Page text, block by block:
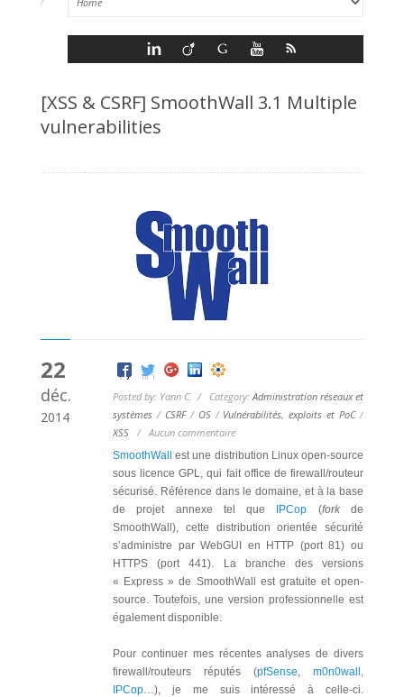
[XSS & CSRF] SmoothWall 3.1 Multiple
vulnerabilities
22
déc.
2014
Posted by: Yann C. / Category:Administration réseaux et
systèmes / CSRF/ OS/ Vulnérabilités, exploits et PoC/
XSS /Aucun commentaire
SmoothWall
est une distribution Linux open-source
sous licence GPL, qui fait office de firewall/routeur
sécurisé. Référence dans le domaine, et à la base
de projet annexe tel que
IPCop (forkde
SmoothWall), cette distribution orientée sécurité
s’administre par WebGUI en HTTP (port 81) ou
HTTPS (port 441). La branche des versions
« Express » de SmoothWall est gratuite et open-
source. Toutefois, une version professionnelle est
également disponible.
Pour continuer mes récentes analyses de divers
firewall/routeurs réputés (pfSense, m0n0wall ,
IPCop…), je me suis intéressé à celle-ci.